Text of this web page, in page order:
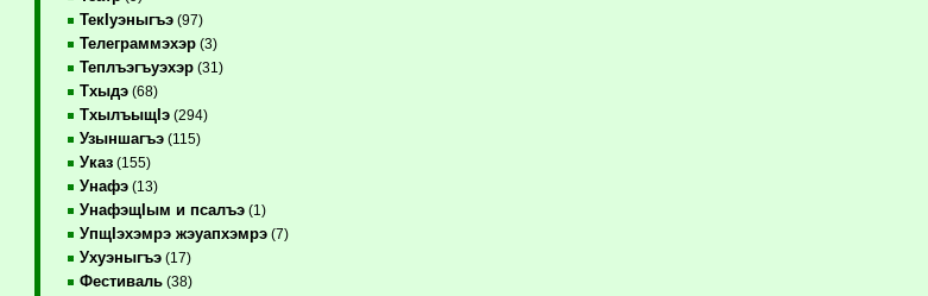
ТекIуэныгъэ(97)
Телеграммэхэр(3)
Теплъэгъуэхэр(31)
Тхыдэ(68)
ТхылъыщIэ(294)
Узыншагъэ(115)
Указ(155)
Унафэ(13)
УнафэщIым и псалъэ(1)
УпщIэхэмрэ жэуапхэмрэ(7)
Ухуэныгъэ(17)
Фестиваль(38)